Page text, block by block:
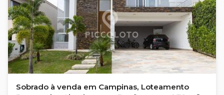
Sobrado à venda em Campinas, Loteamento